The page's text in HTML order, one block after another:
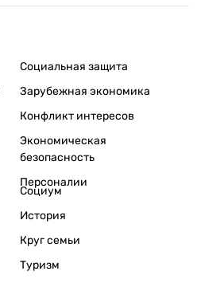
Социальная защита
Зарубежная экономика
Конфликт интересов
Экономическая
безопасность
Персоналии
Социум
История
Круг семьи
Туризм